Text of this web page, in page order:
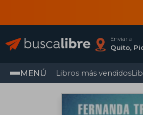
Enviar a
Quito,
MENÚ Libros más vendidos